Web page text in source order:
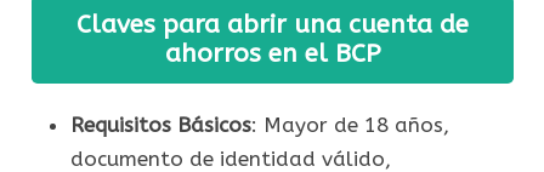
Claves para abrir una cuenta de
ahorros en el BCP
Requisitos Básicos: Mayor de 18 años,
documento de identidad válido,